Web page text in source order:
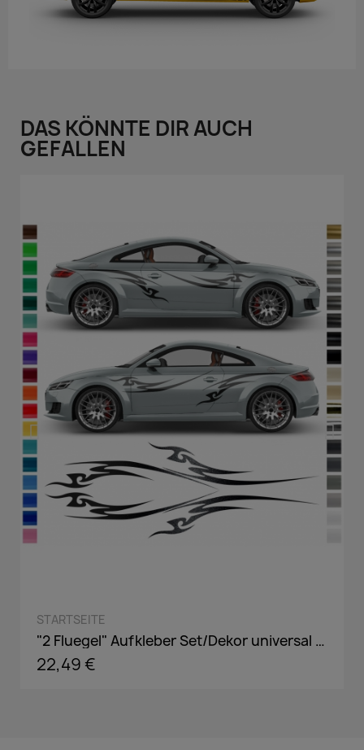
DAS KÖNNTE DIR AUCH
GEFALLEN
STARTSEITE
"2 Fluegel" Aufkleber Set/Dekor universal passend in Wunschfarbe
22,49 €